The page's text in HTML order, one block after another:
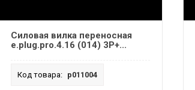
Силовая вилка переносная
e.plug.pro.4.16 (014) 3P+...
Код товара: p011004